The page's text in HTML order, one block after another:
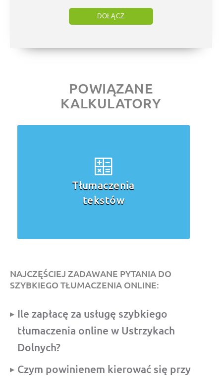
DOŁĄCZ
POWIĄZANE
KALKULATORY
Tłumaczenia
tekstów
NAJCZĘŚCIEJ ZADAWANE PYTANIA DO
SZYBKIEGO TŁUMACZENIA ONLINE:
Ile zapłacę za usługę szybkiego
tłumaczenia online w Ustrzykach
Dolnych?
Czym powinienem kierować się przy